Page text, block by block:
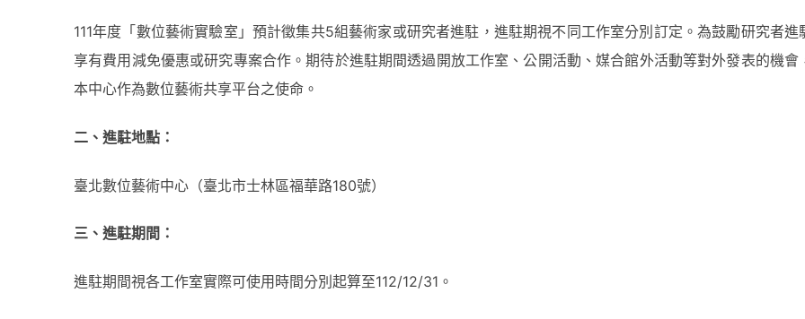
111年度「數位藝術實驗室」預計徵集共5組藝術家或研究者進駐，進駐期視不同工作室分別訂定。為鼓勵研究者進
享有費用減免優惠或研究專案合作。期待於進駐期間透過開放工作室、公開活動、媒合館外活動等對外發表的機會
本中心作為數位藝術共享平台之使命。
二、進駐地點：
臺北數位藝術中心（臺北市士林區福華路180號）
三、進駐期間：
進駐期間視各工作室實際可使用時間分別起算至112/12/31。